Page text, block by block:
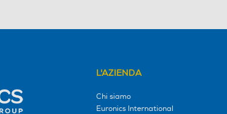
L'AZIENDA
Chi siamo
Euronics International